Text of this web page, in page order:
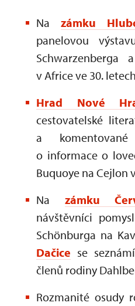
Na zámku
panelovou
Schwarzenberga
v Africe ve 30.
Hrad Nové
cestovatelské
a
o informace o
Buquoye na Cejlon
Na zámku
návštěvníci
Schönburga na
Dačice se
členů rodiny
Rozmanité osudy